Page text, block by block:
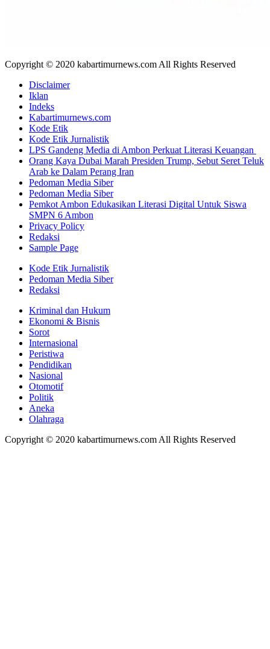
Copyright © 2020 kabartimurnews.com All Rights Reserved
Disclaimer
Iklan
Indeks
Kabartimurnews.com
Kode Etik
Kode Etik Jurnalistik
LPS Gandeng Media di Ambon Perkuat Literasi Keuangan
Orang Kaya Dubai Marah Presiden Trump, Sebut Seret Teluk
Arab ke Dalam Perang Iran
Pedoman Media Siber
Pedoman Media Siber
Pemkot Ambon Edukasikan Literasi Digital Untuk Siswa
SMPN 6 Ambon
Privacy Policy
Redaksi
Sample Page
Kode Etik Jurnalistik
Pedoman Media Siber
Redaksi
Kriminal dan Hukum
Ekonomi & Bisnis
Sorot
Internasional
Peristiwa
Pendidikan
Nasional
Otomotif
Politik
Aneka
Olahraga
Copyright © 2020 kabartimurnews.com All Rights Reserved